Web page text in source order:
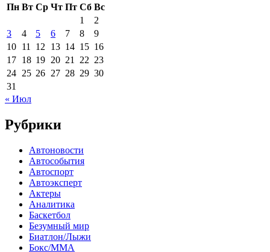
Пн Вт Ср Чт Пт Сб Вс
1
2
3
4 5 6 7 8
9
10 11 12 13 14 15 16
17 18 19 20 21 22 23
24 25 26 27 28 29 30
31
« Июл
Рубрики
Автоновости
Автособытия
Автоспорт
Автоэксперт
Актеры
Аналитика
Баскетбол
Безумный мир
Биатлон/Лыжи
Бокс/MMA